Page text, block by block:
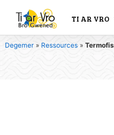
TI AR VRO
Degemer » Ressources » Termofis